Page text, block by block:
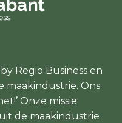
Regio Business en
maakindustrie. Ons
Onze missie:
de maakindustrie